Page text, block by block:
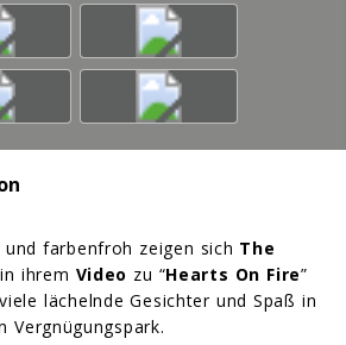
farbenfroh zeigen sich The
in ihrem Video zu “Hearts On Fire”
lächelnde Gesichter und Spaß in
Vergnügungspark.